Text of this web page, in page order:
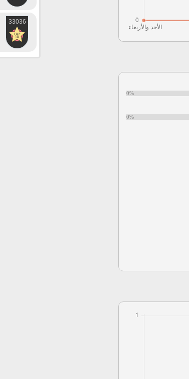
0%
0%
33036